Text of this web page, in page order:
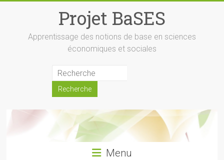
Projet BaSES
Apprentissage des notions de base en sciences
économiques et sociales
Menu